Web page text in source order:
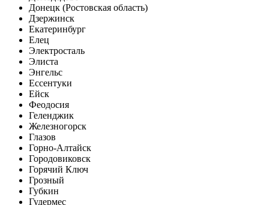
Донецк (Ростовская область)
Дзержинск
Екатеринбург
Елец
Электросталь
Элиста
Энгельс
Ессентуки
Ейск
Феодосия
Геленджик
Железногорск
Глазов
Горно-Алтайск
Городовиковск
Горячий Ключ
Грозный
Губкин
Гудермес